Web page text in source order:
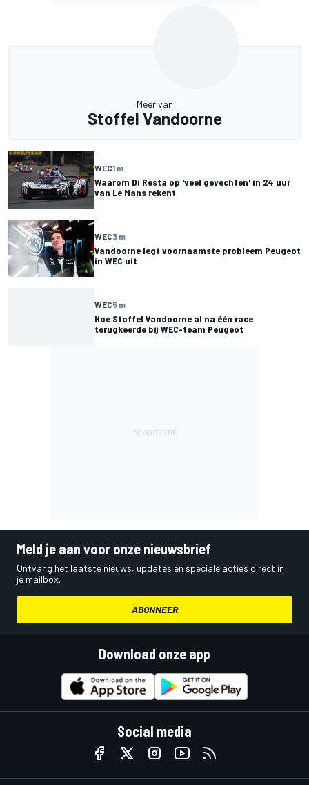
Meer van
Stoffel Vandoorne
WEC1 m
Waarom Di Resta op 'veel gevechten' in 24 uur
van Le Mans rekent
WEC3 m
Vandoorne legt voornaamste probleem Peugeot
in WEC uit
WEC5 m
Hoe Stoffel Vandoorne al na één race
terugkeerde bij WEC-team Peugeot
Meld je aan voor onze nieuwsbrief
Ontvang het laatste nieuws, updates en speciale acties direct in
je mailbox.
ABONNEER
Download onze app
Social media